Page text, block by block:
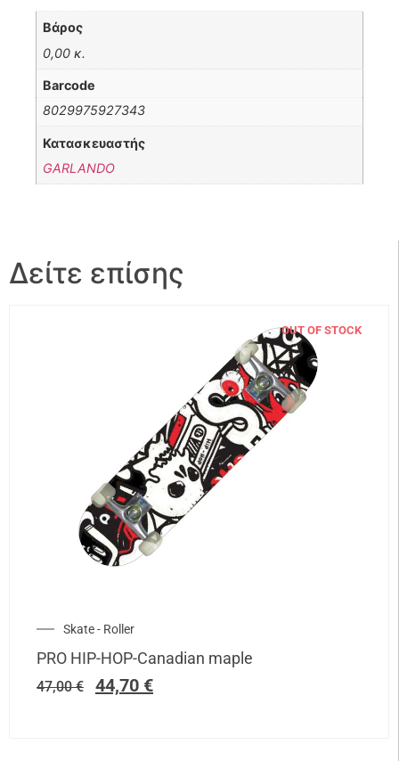
Δείτε επίσης
OUT OF STOCK
Skate - Roller
PRO HIP-HOP-Canadian maple
47,00€ 44,70 €
Βάρος
0,00 κ.
Barcode
8029975927343
Κατασκευαστής
GARLANDO